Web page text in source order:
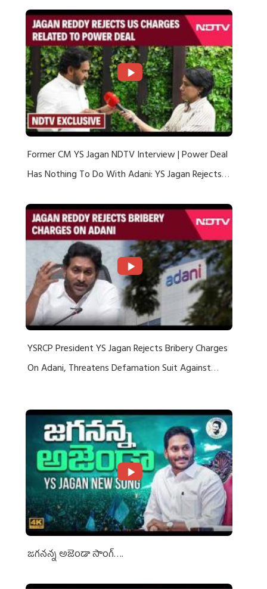
Former CM YS Jagan NDTV Interview | Power Deal
Has Nothing To Do With Adani: YS Jagan Rejects
YSRCP President YS Jagan Rejects Bribery Charges
On Adani, Threatens Defamation Suit Against
జగనన్న అజెండా సాంగ్….